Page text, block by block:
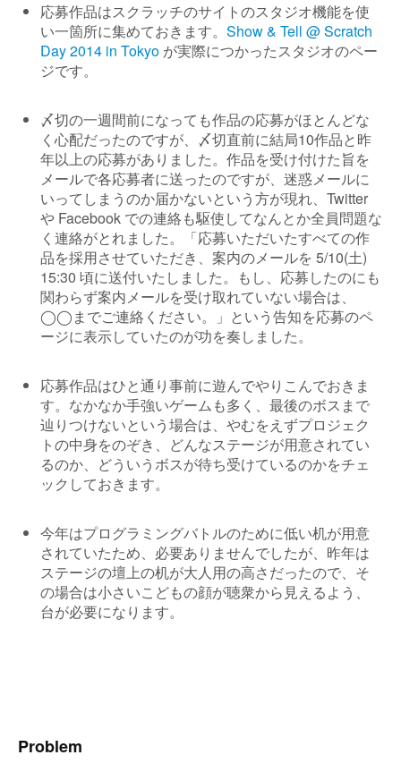
応募作品はスクラッチのサイトのスタジオ機能を使
い一箇所に集めておきます。 Show & Tell @ Scratch
Day 2014 in Tokyo が実際につかったスタジオのペー
ジです。
〆切の一週間前になっても作品の応募がほとんどな
く心配だったのですが、〆切直前に結局10作品と昨
年以上の応募がありました。作品を受け付けた旨を
メールで各応募者に送ったのですが、迷惑メールに
いってしまうのか届かないという方が現れ、Twitter
や Facebook での連絡も駆使してなんとか全員問題な
く連絡がとれました。「応募いただいたすべての作
品を採用させていただき、案内のメールを 5/10(土)
15:30 頃に送付いたしました。もし、応募したのにも
関わらず案内メールを受け取れていない場合は、
◯◯までご連絡ください。」という告知を応募のペ
ージに表示していたのが功を奏しました。
応募作品はひと通り事前に遊んでやりこんでおきま
す。なかなか手強いゲームも多く、最後のボスまで
辿りつけないという場合は、やむをえずプロジェク
トの中身をのぞき、どんなステージが用意されてい
るのか、どういうボスが待ち受けているのかをチェ
ックしておきます。
今年はプログラミングバトルのために低い机が用意
されていたため、必要ありませんでしたが、昨年は
ステージの壇上の机が大人用の高さだったので、そ
の場合は小さいこどもの顔が聴衆から見えるよう、
台が必要になります。
Problem